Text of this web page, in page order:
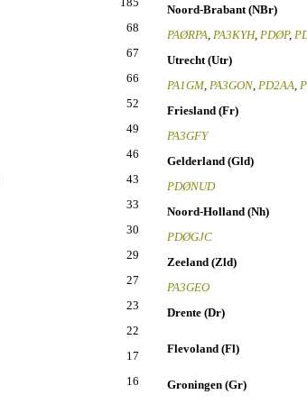
68
67
66
52
49
46
43
33
30
29
27
23
22
17
16
Noord-Brabant (NBr)
PAØRPA,PA3KYH,PDØP,
Utrecht (Utr)
PA1GM,PA3GON,PD2AA,
Friesland (Fr)
PA3GFY
Gelderland (Gld)
PDØNUD
Noord-Holland (Nh)
PDØGJC
Zeeland (Zld)
PA3GEO
Drente (Dr)
Flevoland (Fl)
Groningen (Gr)